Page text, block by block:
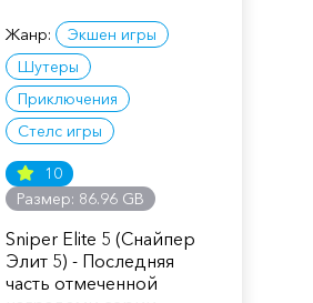
Жанр:
Экшен игры
Шутеры
Приключения
Стелс игры
10
Размер: 86.96 GB
Sniper Elite 5 (Снайпер
Элит 5) - Последняя
часть отмеченной